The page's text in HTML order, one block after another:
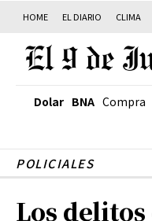
HOME EL DIARIO CLIMA
Dolar BNA Compra
POLICIALES
Los